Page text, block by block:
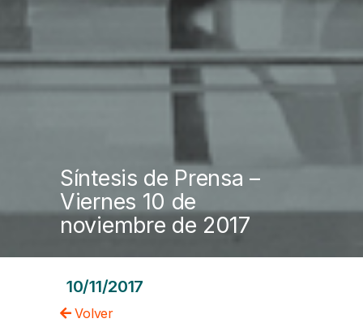
Síntesis de Prensa –
Viernes 10 de
noviembre de 2017
10/11/2017
Volver